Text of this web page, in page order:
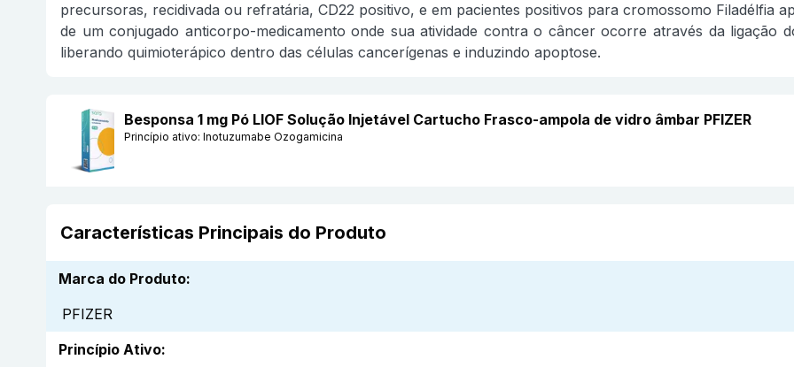
precursoras, recidivada ou refratária, CD22 positivo, e em pacientes positivos para cromossomo Filadélfia
de um conjugado anticorpo-medicamento onde sua atividade contra o câncer ocorre através da ligação
liberando quimioterápico dentro das células cancerígenas e induzindo apoptose.
Besponsa 1 mg Pó LIOF Solução Injetável Cartucho Frasco-ampola de vidro âmbar PFIZER
Princípio ativo: Inotuzumabe Ozogamicina
Características Principais do Produto
Marca do Produto:
PFIZER
Princípio Ativo: